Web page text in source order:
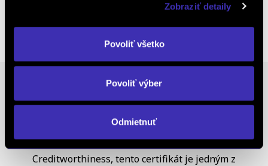
Zobraziť detaily
Povoliť všetko
Povoliť výber
Odmietnuť
Ocenenia
FINAL-CD získalo prestížny certifikát AAA Highest
Creditworthiness, tento certifikát je jedným z